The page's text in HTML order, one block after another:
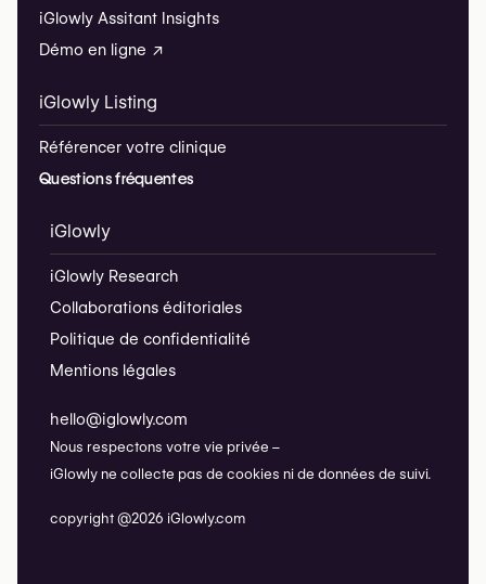
iGlowly Assitant Insights
Démo en ligne ↗
iGlowly Listing
Référencer votre clinique
Questions fréquentes
iGlowly
iGlowly Research
Collaborations éditoriales
Politique de confidentialité
Mentions légales
hello@iglowly.com
Nous respectons votre vie privée –
iGlowly ne collecte pas de cookies ni de données de suivi.
copyright @2026 iGlowly.com